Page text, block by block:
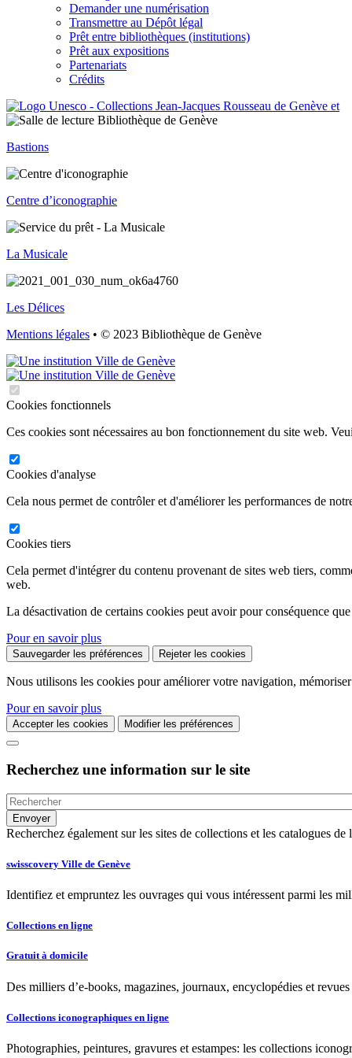
Demander une numérisation
Transmettre au Dépôt légal
Prêt entre bibliothèques (institutions)
Prêt aux expositions
Partenariats
Crédits
Bastions
Centre d’iconographie
La Musicale
Les Délices
Mentions légales • © 2023 Bibliothèque de Genève
Cookies fonctionnels
Ces cookies sont nécessaires au bon fonctionnement du site web.
Cookies d'analyse
Cela nous permet de contrôler et d'améliorer les performances de
Cookies tiers
Cela permet d'intégrer du contenu provenant de sites web tiers,
web.
La désactivation de certains cookies peut avoir pour conséquence
Pour en savoir plus
Sauvegarder les préférences Rejeter les cookies
Nous utilisons les cookies pour améliorer votre navigation,
Pour en savoir plus
Accepter les cookies Modifier les préférences
Recherchez une information sur le site
Recherchez également sur les sites de collections et les catalogues
swisscovery Ville de Genève
Identifiez et empruntez les ouvrages qui vous intéressent parmi les
Collections en ligne
Gratuit à domicile
Des milliers d’e-books, magazines, journaux, encyclopédies et
Collections iconographiques en ligne
Photographies, peintures, gravures et estampes: les collections